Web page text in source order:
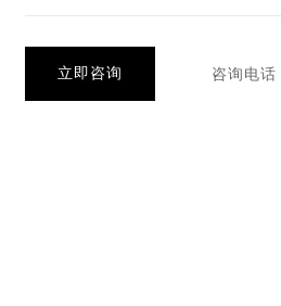
立即咨询 咨询电话